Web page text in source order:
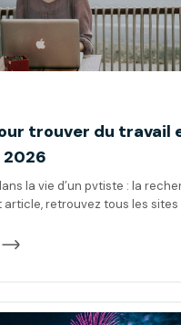
trouver du travail
la vie d’un pvtiste : la
article, retrouvez tous les
que vous visez. Avec